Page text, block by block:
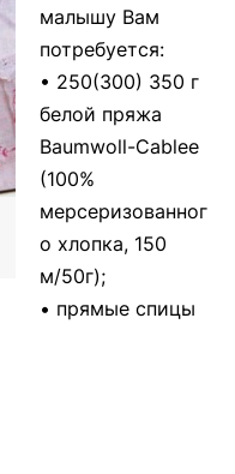
малышу Вам
потребуется:
• 250(300) 350 г
белой пряжа
Baumwoll-Cablee
(100%
мерсеризованног
о хлопка, 150
м/50г);
• прямые спицы